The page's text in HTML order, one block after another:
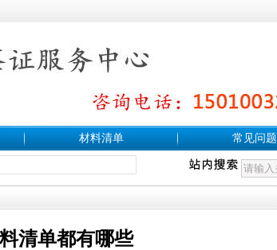
材料清单 常见问题
清单都有哪些